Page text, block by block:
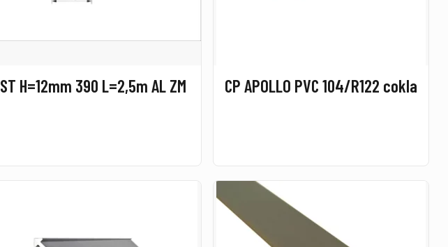
ST H=12mm 390 L=2,5m AL ZM CP APOLLO PVC 104/R122 cokla